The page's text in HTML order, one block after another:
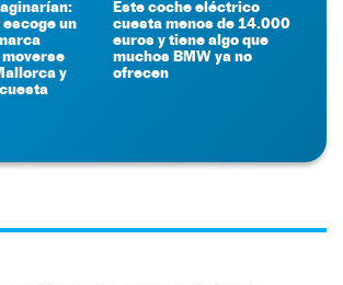
escoge un
y
Este coche eléctrico
cuesta menos de 14.000
euros y tiene algo que
muchos BMW ya no
ofrecen